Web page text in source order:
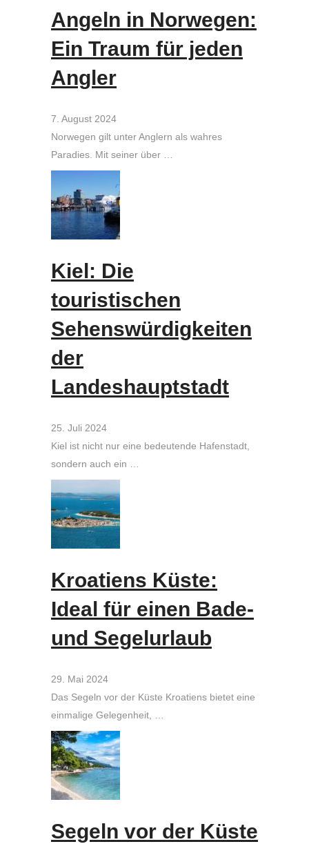
Angeln in Norwegen:
Ein Traum für jeden
Angler
7. August 2024
Norwegen gilt unter Anglern als wahres
Paradies. Mit seiner über …
Kiel: Die
touristischen
Sehenswürdigkeiten
der
Landeshauptstadt
25. Juli 2024
Kiel ist nicht nur eine bedeutende Hafenstadt,
sondern auch ein …
Kroatiens Küste:
Ideal für einen Bade-
und Segelurlaub
29. Mai 2024
Das Segeln vor der Küste Kroatiens bietet eine
einmalige Gelegenheit, …
Segeln vor der Küste